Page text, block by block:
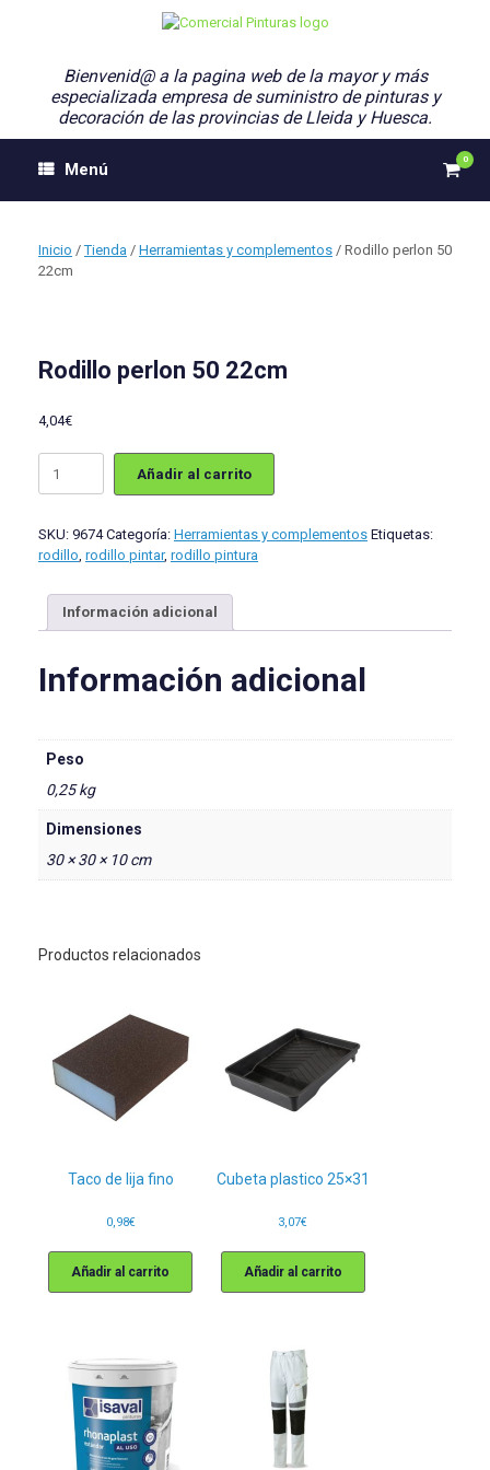
Bienvenid@ a la pagina web de la mayor y más
especializada empresa de suministro de pinturas y
decoración de las provincias de Lleida y Huesca.
Menú
Ver
0
Inicio /Tienda / Herramientas y complementos / Rodillo perlon 50
22cm
Rodillo perlon 50 22cm
4,04€
perlon
cantidad
Añadir al carrito
SKU: 9674 Categoría: Herramientas y complementos Etiquetas:
rodillo rodillo pintar, rodillo pintura
Información adicional
Información adicional
Peso
0,25 kg
Dimensiones
30 × 30 × 10 cm
Productos relacionados
Taco de lija fino
0,98€
Añadir al carrito
Cubeta plastico 25×31
3,07€
Añadir al carrito